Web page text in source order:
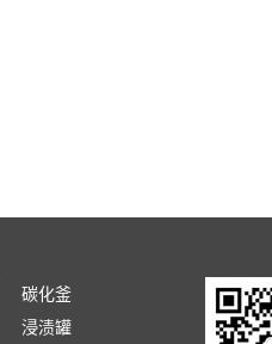
碳化釜
浸渍罐